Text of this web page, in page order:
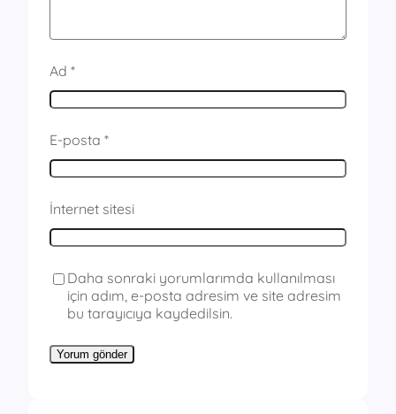
Ad *
E-posta *
İnternet sitesi
Daha sonraki yorumlarımda kullanılması
için adım, e-posta adresim ve site adresim
bu tarayıcıya kaydedilsin.